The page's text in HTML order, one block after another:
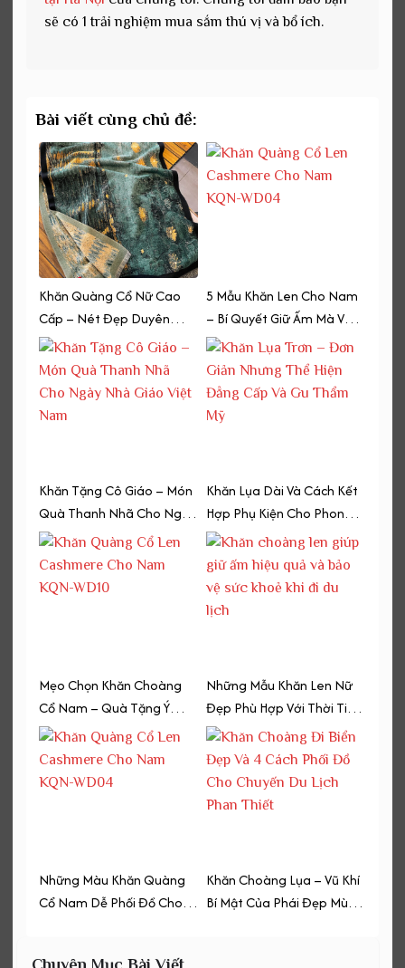
sẽ có 1 trải nghiệm mua sắm thú vị và bổ ích.
Bài viết cùng chủ đề:
Khăn Quàng Cổ Nữ Cao
Cấp – Nét Đẹp Duyên
Dáng Giữa Phố Cổ Hội An
5 Mẫu Khăn Len Cho Nam
– Bí Quyết Giữ Ấm Mà Vẫn
Thời Thượng
Khăn Tặng Cô Giáo – Món
Quà Thanh Nhã Cho Ngày
Nhà Giáo Việt Nam
Khăn Lụa Dài Và Cách Kết
Hợp Phụ Kiện Cho Phong
Cách Vintage
Mẹo Chọn Khăn Choàng
Cổ Nam – Quà Tặng Ý
Nghĩa Cho Bạn Trai
Những Mẫu Khăn Len Nữ
Đẹp Phù Hợp Với Thời Tiết
Chuyển Mùa
Những Màu Khăn Quàng
Cổ Nam Dễ Phối Đồ Cho
Khăn Choàng Lụa – Vũ Khí
Bí Mật Của Phái Đẹp Mùa
Chuyên Mục Bài Viết